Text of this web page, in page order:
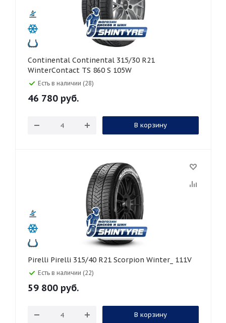
Continental Continental 315/30 R21
WinterContact TS 860 S 105W
Есть в наличии (28)
46 780 руб.
В корзину
Pirelli Pirelli 315/40 R21 Scorpion Winter_ 111V
Есть в наличии (22)
59 800 руб.
В корзину